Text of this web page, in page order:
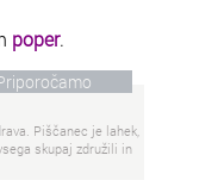
poper.
Piščanec je lahek,
skupaj združili in